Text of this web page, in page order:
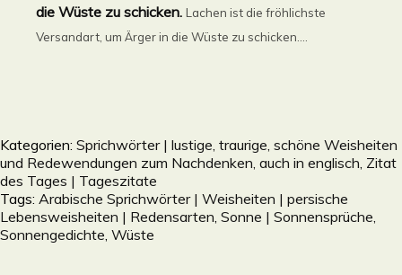
die Wüste zu schicken. Lachen ist die fröhlichste
Versandart, um Ärger in die Wüste zu schicken....
Kategorien: Sprichwörter | lustige, traurige, schöne Weisheiten
und Redewendungen zum Nachdenken, auch in englisch Zitat
des Tages | Tageszitate
Tags: Arabische Sprichwörter | Weisheiten | persische
Lebensweisheiten | Redensarten Sonne | Sonnensprüche,
Sonnengedichte Wüste